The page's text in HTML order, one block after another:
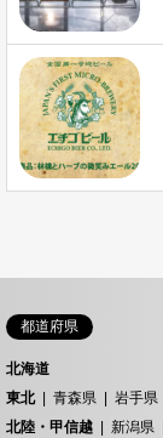
都道府県
北海道
東北
青森県 岩手県
北陸・甲信越
新潟県